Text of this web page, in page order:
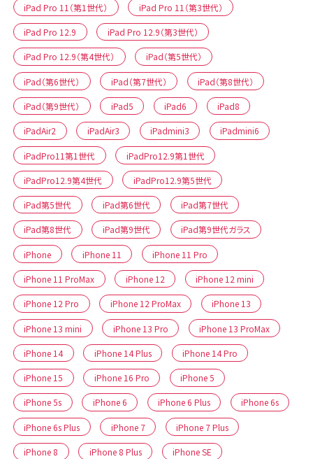
iPad Pro 11（第1世代） iPad Pro 11（第3世代）
iPad Pro 12.9 iPad Pro 12.9（第3世代）
iPad Pro 12.9（第4世代） iPad（第5世代）
iPad（第6世代） iPad（第7世代） iPad（第8世代）
iPad（第9世代） iPad5 iPad6 iPad8
iPadAir2 iPadAir3 iPadmini3 iPadmini6
iPadPro11第1世代 iPadPro12.9第1世代
iPadPro12.9第4世代 iPadPro12.9第5世代
iPad第5世代 iPad第6世代 iPad第7世代
iPad第8世代 iPad第9世代 iPad第9世代ガラス
iPhone iPhone 11 iPhone 11 Pro
iPhone 11 ProMax iPhone 12 iPhone 12 mini
iPhone 12 Pro iPhone 12 ProMax iPhone 13
iPhone 13 mini iPhone 13 Pro iPhone 13 ProMax
iPhone 14 iPhone 14 Plus iPhone 14 Pro
iPhone 15 iPhone 16 Pro iPhone 5
iPhone 5s iPhone 6 iPhone 6 Plus iPhone 6s
iPhone 6s Plus iPhone 7 iPhone 7 Plus
iPhone 8 iPhone 8 Plus iPhone SE